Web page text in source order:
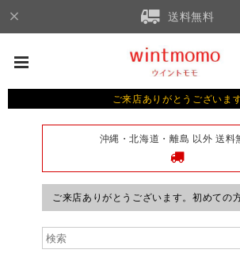
送料無料
ご来店ありがとうございま
沖縄・北海道・離島 以外 送料
ご来店ありがとうございます。初めての